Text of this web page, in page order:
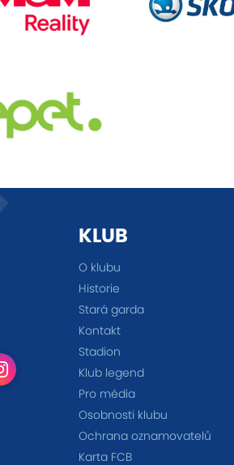
KLUB
O klubu
Historie
Stará garda
Kontakt
Stadion
Klub legend
Pro média
Osobnosti klubu
Ochrana oznamovatelů
Karta FCB